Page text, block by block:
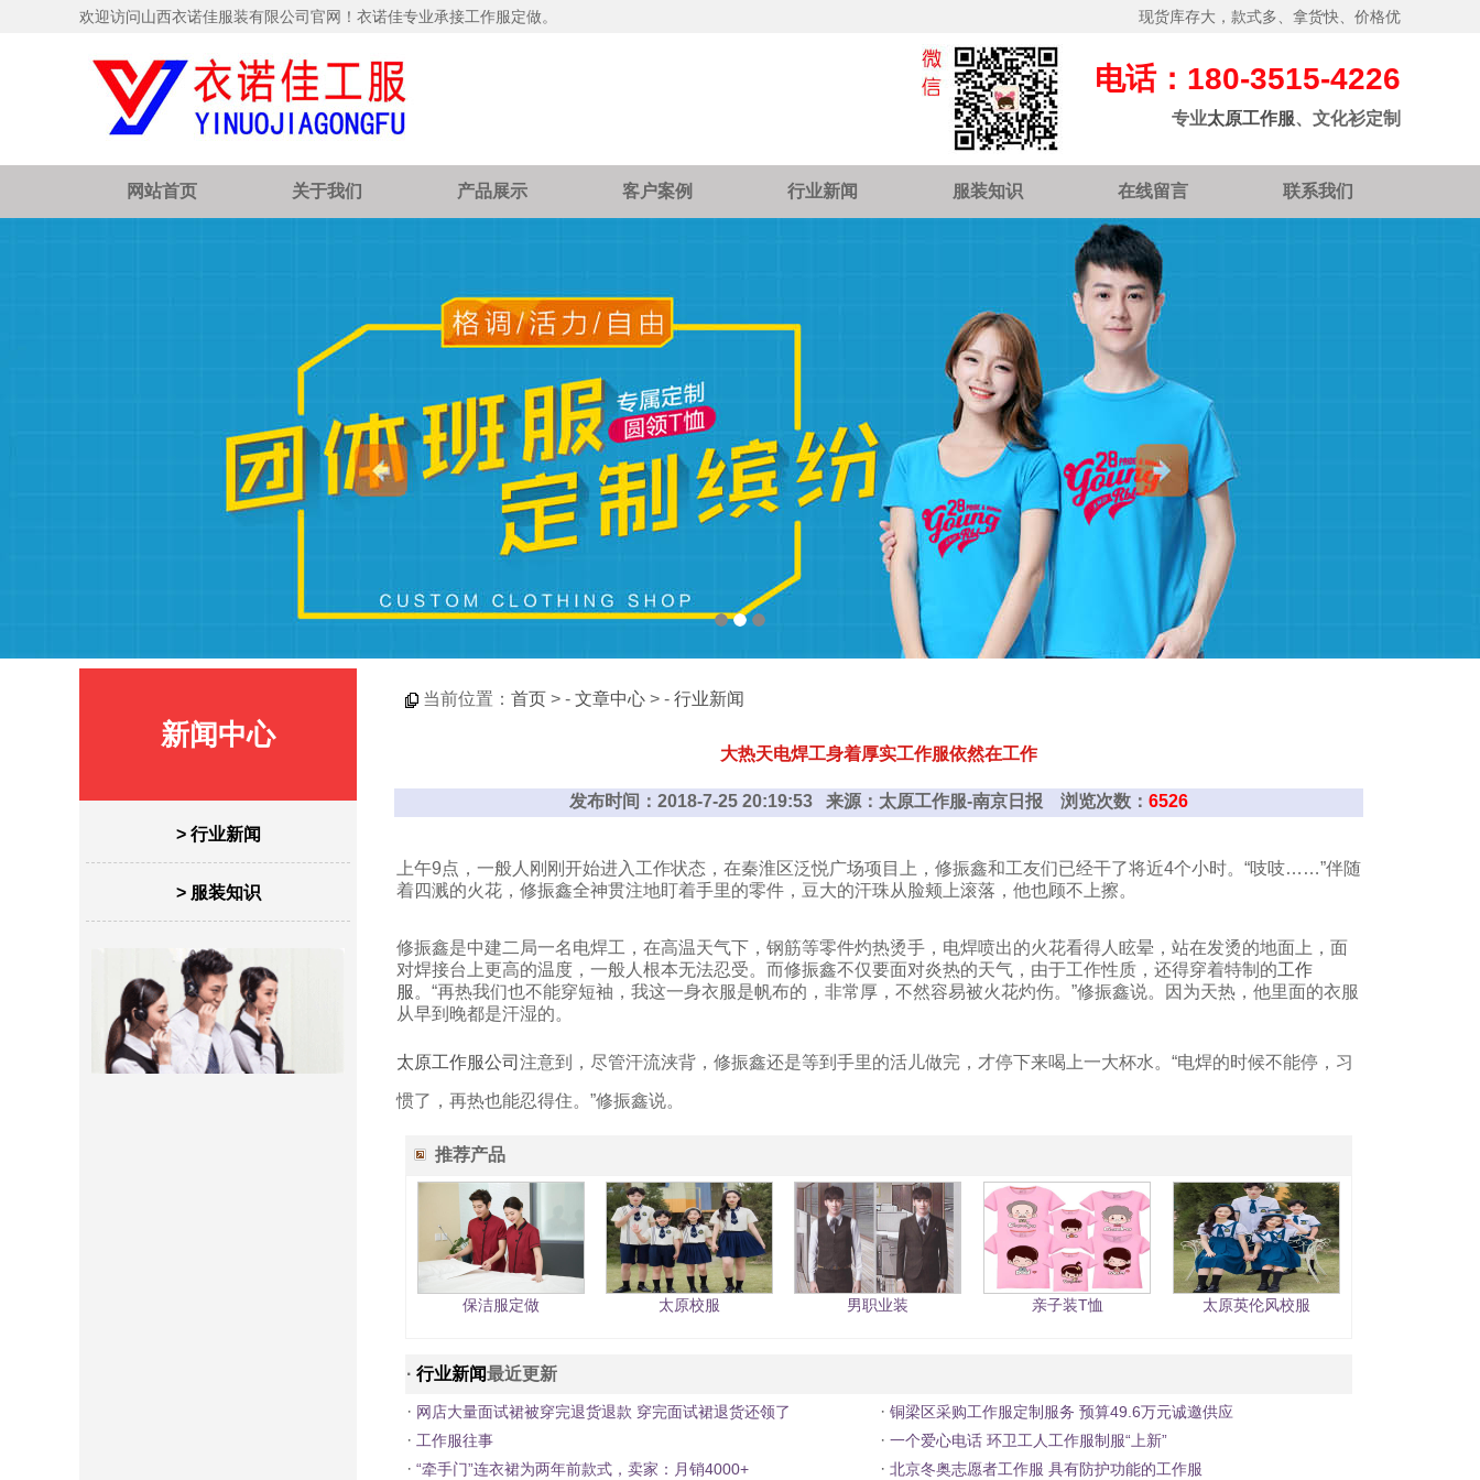
欢迎访问山西衣诺佳服装有限公司官网！衣诺佳专业承接工作服定做。 现货库存大，款式多、拿货快、价格优
电话：180-3515-4226
专业太原工作服、文化衫定制
网站首页 关于我们 产品展示 客户案例 行业新闻 服装知识 在线留言 联系我们
新闻中心
> 行业新闻
> 服装知识
当前位置： 首页 > - 文章中心 > - 行业新闻
大热天电焊工身着厚实工作服依然在工作
发布时间：2018-7-25 20:19:53 来源：太原工作服-南京日报 浏览次数： 6526
上午9点，一般人刚刚开始进入工作状态，在秦淮区泛悦广场项目上，修振鑫和工友们已经干了将近4个小时。“吱吱……”伴随
着四溅的火花，修振鑫全神贯注地盯着手里的零件，豆大的汗珠从脸颊上滚落，他也顾不上擦。
修振鑫是中建二局一名电焊工，在高温天气下，钢筋等零件灼热烫手，电焊喷出的火花看得人眩晕，站在发烫的地面上，面
对焊接台上更高的温度，一般人根本无法忍受。而修振鑫不仅要面对炎热的天气，由于工作性质，还得穿着特制的工作
服 。“再热我们也不能穿短袖，我这一身衣服是帆布的，非常厚，不然容易被火花灼伤。”修振鑫说。因为天热，他里面的衣服
从早到晚都是汗湿的。
太原工作服公司 注意到，尽管汗流浃背，修振鑫还是等到手里的活儿做完，才停下来喝上一大杯水。“电焊的时候不能停，习
惯了，再热也能忍得住。”修振鑫说。
推荐产品
保洁服定做 太原校服 男职业装 亲子装T恤 太原英伦风校服
· 行业新闻最近更新
· 网店大量面试裙被穿完退货退款 穿完面试裙退货还领了 · 铜梁区采购工作服定制服务 预算49.6万元诚邀供应
· 工作服往事 · 一个爱心电话 环卫工人工作服制服“上新”
· “牵手门”连衣裙为两年前款式，卖家：月销4000+ · 北京冬奥志愿者工作服 具有防护功能的工作服